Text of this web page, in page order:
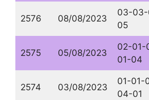
2576 08/08/2023
03-03-
05
2575 05/08/2023
02-01-
01-04
2574 03/08/2023
01-01-
04-01